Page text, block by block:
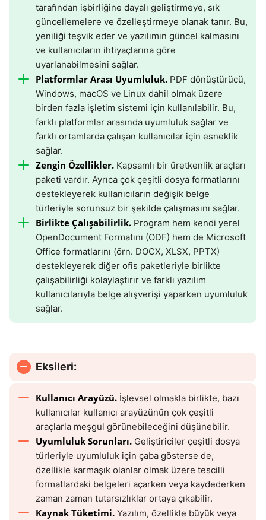
tarafından işbirliğine dayalı geliştirmeye, sık
güncellemelere ve özelleştirmeye olanak tanır. Bu,
yeniliği teşvik eder ve yazılımın güncel kalmasını
ve kullanıcıların ihtiyaçlarına göre
uyarlanabilmesini sağlar.
Platformlar Arası Uyumluluk. PDF dönüştürücü,
Windows, macOS ve Linux dahil olmak üzere
birden fazla işletim sistemi için kullanılabilir. Bu,
farklı platformlar arasında uyumluluk sağlar ve
farklı ortamlarda çalışan kullanıcılar için esneklik
sağlar.
Zengin Özellikler. Kapsamlı bir üretkenlik araçları
paketi vardır. Ayrıca çok çeşitli dosya formatlarını
destekleyerek kullanıcıların değişik belge
türleriyle sorunsuz bir şekilde çalışmasını sağlar.
Birlikte Çalışabilirlik. Program hem kendi yerel
OpenDocument Formatını (ODF) hem de Microsoft
Office formatlarını (örn. DOCX, XLSX, PPTX)
destekleyerek diğer ofis paketleriyle birlikte
çalışabilirliği kolaylaştırır ve farklı yazılım
kullanıcılarıyla belge alışverişi yaparken uyumluluk
sağlar.
Eksileri:
Kullanıcı Arayüzü. İşlevsel olmakla birlikte, bazı
kullanıcılar kullanıcı arayüzünün çok çeşitli
araçlarla meşgul görünebileceğini düşünebilir.
Uyumluluk Sorunları. Geliştiriciler çeşitli dosya
türleriyle uyumluluk için çaba gösterse de,
özellikle karmaşık olanlar olmak üzere tescilli
formatlardaki belgeleri açarken veya kaydederken
zaman zaman tutarsızlıklar ortaya çıkabilir.
Kaynak Tüketimi. Yazılım, özellikle büyük veya